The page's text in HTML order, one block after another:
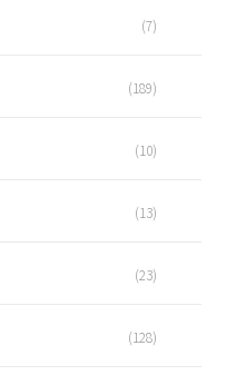
(7)
(189)
(10)
(13)
(23)
(128)